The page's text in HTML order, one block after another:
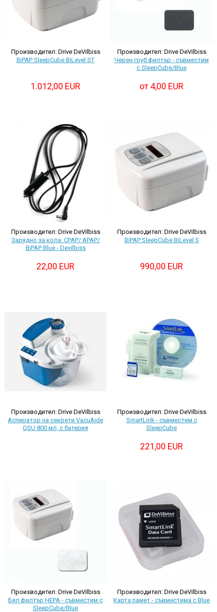
Производител: Drive DeVilbiss
BiPAP SleepCube BiLevel ST
1.012,00 EUR
Производител: Drive DeVilbiss
Черен груб филтър - съвместим
с SleepCube/Blue
от 4,00 EUR
Производител: Drive DeVilbiss
Зарядно за кола: CPAP/ APAP/
BiPAP Blue - Devilbiss
22,00 EUR
Производител: Drive DeVilbiss
BiPAP SleepCube BiLevel S
990,00 EUR
Производител: Drive DeVilbiss
Аспиратор на секрети VacuAide
QSU 800 мл, с батерия
Производител: Drive DeVilbiss
SmartLink - съвместим с
SleepCube
221,00 EUR
Производител: Drive DeVilbiss
Бял филтър HEPA - съвместим с
SleepCube/Blue
Производител: Drive DeVilbiss
Карта памет - съвместима с Blue